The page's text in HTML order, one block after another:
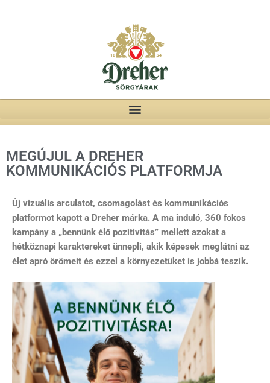
MEGÚJUL A DREHER
KOMMUNIKÁCIÓS PLATFORMJA
Új vizuális arculatot, csomagolást és kommunikációs
platformot kapott a Dreher márka. A ma induló, 360 fokos
kampány a „bennünk élő pozitivitás” mellett azokat a
hétköznapi karaktereket ünnepli, akik képesek meglátni az
élet apró örömeit és ezzel a környezetüket is jobbá teszik.